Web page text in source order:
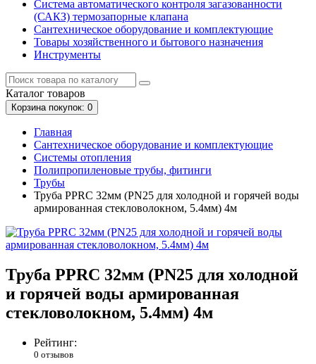
Система автоматического контроля загазованности
(САКЗ) термозапорные клапана
Сантехническое оборудование и комплектующие
Товары хозяйственного и бытового назначения
Инструменты
Каталог товаров
Корзинапокупок: 0
Главная
Сантехническое оборудование и комплектующие
Системы отопления
Полипропиленовые трубы, фитинги
Трубы
Труба PPRC 32мм (PN25 для холодной и горячей воды
армированная стекловолокном, 5.4мм) 4м
Труба PPRC 32мм (PN25 для холодной
и горячей воды армированная
стекловолокном, 5.4мм) 4м
Рейтинг:
0 отзывов